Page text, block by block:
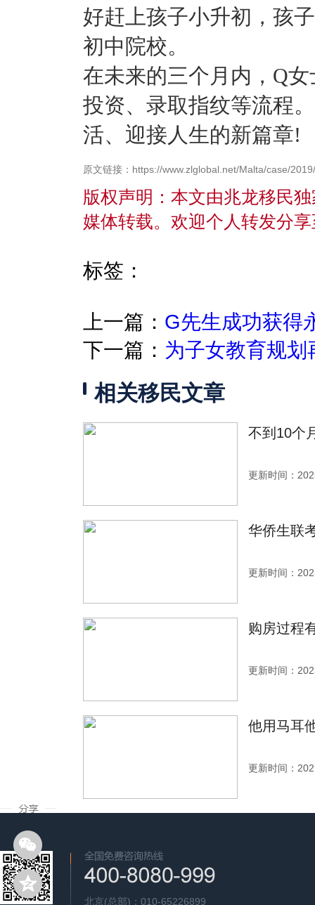
好赶上孩子小升初，孩
初中院校。
在未来的三个月内，Q
投资、录取指纹等流程
活、迎接人生的新篇章!
原文链接：https://www.zlglobal.net/Malta/case/
版权声明：本文由兆龙移民
媒体转载。欢迎个人转发分
标签：
上一篇： G先生成功获得
下一篇： 为子女教育规
相关移民文章
不到10个
更新时间：
华侨生联
更新时间：
购房过程
更新时间：
他用马耳
更新时间：
北京(总部)：010-65226899